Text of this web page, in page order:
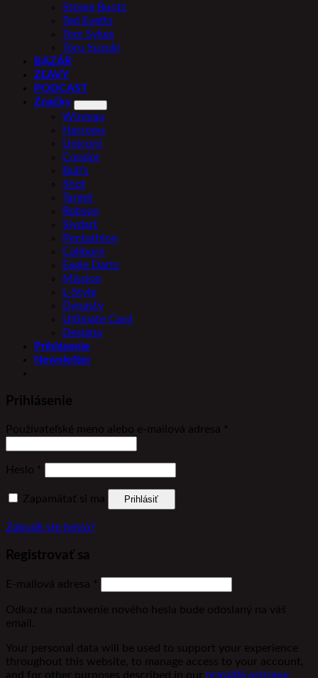
Stowe Buntz
Ted Evetts
Tom Sykes
Toru Suzuki
BAZÁR
ZĽAVY
PODCAST
Značky
Winmau
Harrows
Unicorn
Condor
Bull’s
Shot
Target
Robson
Slydart
Pentathlon
Caliburn
Eagle Darts
Mission
L-Style
Dynasty
Ultimate Card
Designa
Prihlásenie
Newsletter
Prihlásenie
Používateľské meno alebo e-mailová adresa *
Heslo *
Zapamätať si ma Prihlásiť
Zabudli ste heslo?
Registrovať sa
E-mailová adresa *
Odkaz na nastavenie nového hesla bude odoslaný na váš
email.
Your personal data will be used to support your experience
throughout this website, to manage access to your account,
and for other purposes described in our pravidlá ochrany